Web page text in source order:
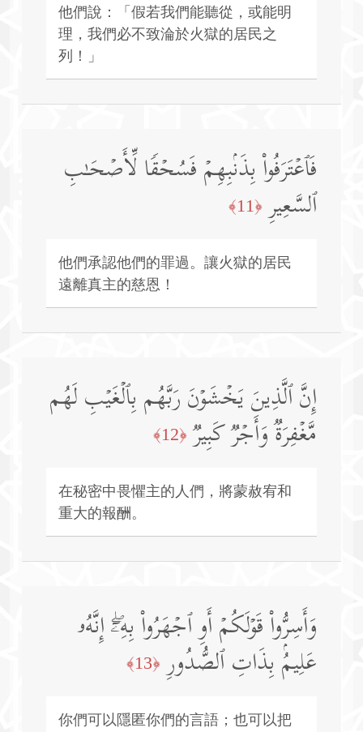
他們說：「假若我們能聽從，或能明
理，我們必不致淪於火獄的居民之
列！」
فَٱعۡتَرَفُوا۟ بِذَنۢبِهِمۡ فَسُحۡقࣰا لِّأَصۡحَـٰبِ
ٱلسَّعِیرِ ﴿11﴾
他們承認他們的罪過。讓火獄的居民
遠離真主的慈恩！
إِنَّ ٱلَّذِینَ یَخۡشَوۡنَ رَبَّهُم بِٱلۡغَیۡبِ لَهُم
مَّغۡفِرَةࣱ وَأَجۡرࣱ كَبِیرࣱ ﴿12﴾
在秘密中畏懼主的人們，將蒙赦宥和
重大的報酬。
وَأَسِرُّوا۟ قَوۡلَكُمۡ أَوِ ٱجۡهَرُوا۟ بِهِۦۤۖ إِنَّهُۥ
عَلِیمُۢ بِذَاتِ ٱلصُّدُورِ ﴿13﴾
你們可以隱匿你們的言語；也可以把